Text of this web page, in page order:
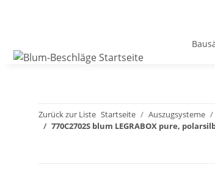
Zurück zur Liste Startseite Auszugsysteme
770C2702S blum LEGRABOX pure,